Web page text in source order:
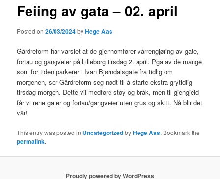
Feiing av gata – 02. april
Posted on26/03/2024byHege Aas
Gårdreform har varslet at de gjennomfører vårrengjøring av gate,
fortau og gangveier på Lilleborg tirsdag 2. april. Pga av de mange
som for tiden parkerer i Ivan Bjørndalsgate fra tidlig om
morgenen, ser Gårdreform seg nødt til å starte ekstra grytidlig
tirsdag morgen. Dette vil medføre støy og bråk, men til gjengjeld
får vi rene gater og fortau/gangveier uten grus og skitt. Nå blir det
vår!
This entry was posted in UncategorizedbyHege Aas. Bookmark the
permalink.
Proudly powered by WordPress